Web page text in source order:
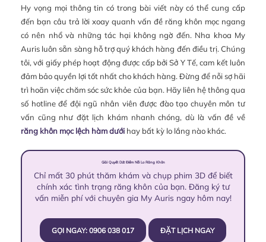
Hy vọng mọi thông tin có trong bài viết này có thể cung cấp
đến bạn câu trả lời xoay quanh vấn đề răng khôn mọc ngang
có nên nhổ và những tác hại không ngờ đến. Nha khoa My
Auris luôn sẵn sàng hỗ trợ quý khách hàng đến điều trị. Chúng
tôi, với giấy phép hoạt động được cấp bởi Sở Y Tế, cam kết luôn
đảm bảo quyền lợi tốt nhất cho khách hàng. Đừng để nỗi sợ hãi
trì hoãn việc chăm sóc sức khỏe của bạn. Hãy liên hệ thông qua
số hotline để đội ngũ nhân viên được đào tạo chuyên môn tư
vấn cũng như đặt lịch khám nhanh chóng, dù là vấn đề về
răng khôn mọc lệch hàm dưới hay bất kỳ lo lắng nào khác.
Giải Quyết Dứt Điểm Nỗi Lo Răng Khôn
Chỉ mất 30 phút thăm khám và chụp phim 3D để biết
chính xác tình trạng răng khôn của bạn. Đăng ký tư
vấn miễn phí với chuyên gia My Auris ngay hôm nay!
GỌI NGAY: 0906 038 017 ĐẶT LỊCH NGAY